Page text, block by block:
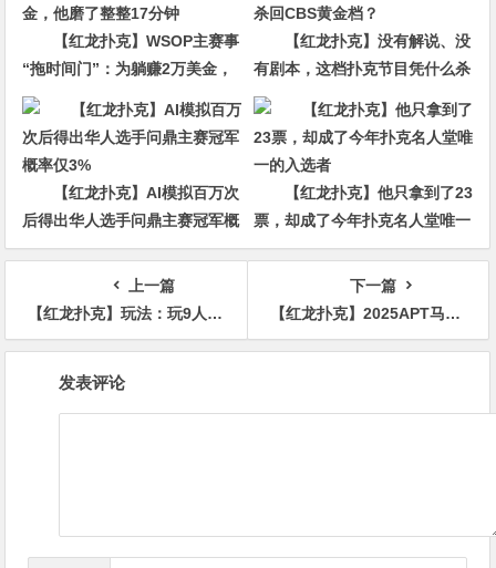
【红龙扑克】WSOP主赛事
“拖时间门”：为躺赚2万美金，
他磨了整整17分钟
【红龙扑克】没有解说、没
有剧本，这档扑克节目凭什么杀
回CBS黄金档？
【红龙扑克】AI模拟百万次
后得出华人选手问鼎主赛冠军概
率仅3%
【红龙扑克】他只拿到了23
票，却成了今年扑克名人堂唯一
的入选者
上一篇
【红龙扑克】玩法：玩9人桌cash拿到ATo，坐UTG和UTG+1时可直接弃牌！
下一篇
【红龙扑克】2025APT马尼拉：9名华人选手挺进主赛Day4 中国香港Jie Zhang领跑
发表评论